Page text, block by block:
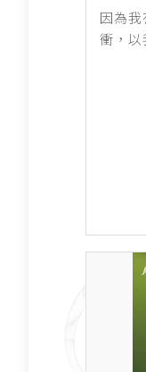
因為
衝，以